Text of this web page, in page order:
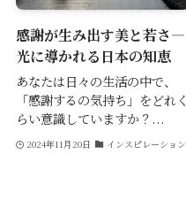
感謝が生み出す美と若さ―
光に導かれる日本の知恵
あなたは日々の生活の中で、
「感謝するの気持ち」をどれく
らい意識していますか？...
2024年11月20日 インスピレーション